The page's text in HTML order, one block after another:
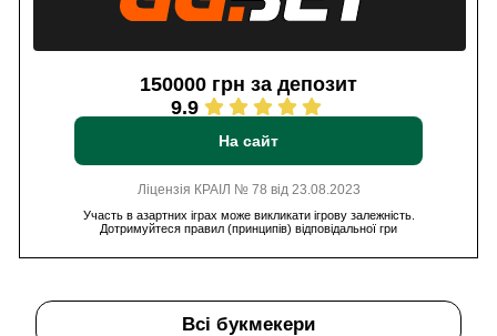
150000 грн за депозит
9.9
На сайт
Ліцензія КРАІЛ № 78 від 23.08.2023
Участь в азартних іграх може викликати ігрову залежність.
Дотримуйтеся правил (принципів) відповідальної гри
Всі букмекери